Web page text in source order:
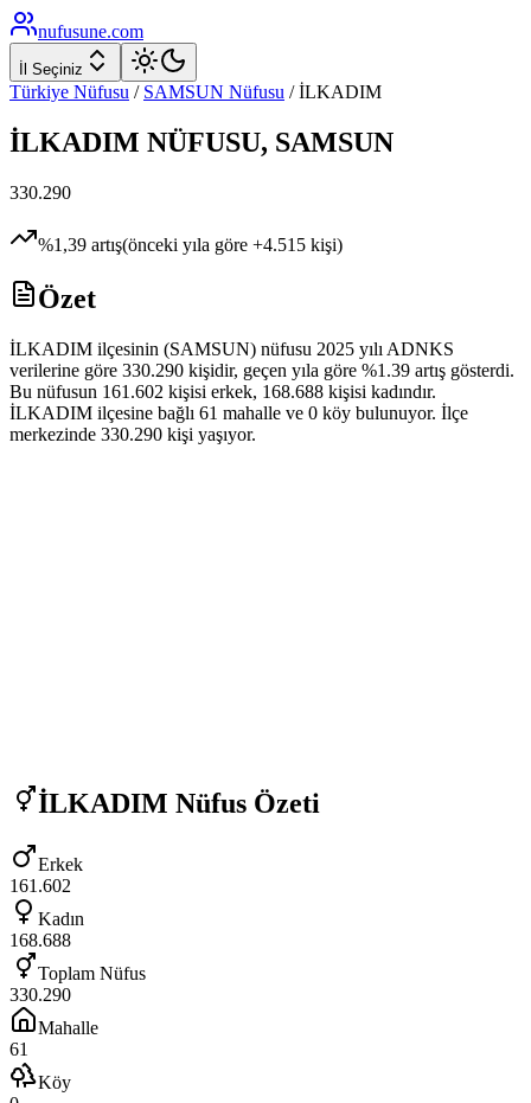
nufusune.com
İl Seçiniz
Türkiye Nüfusu / SAMSUN Nüfusu /İLKADIM
İLKADIM NÜFUSU, SAMSUN
330.290
%1,39 artış(önceki yıla göre +4.515 kişi)
Özet
İLKADIM ilçesinin (SAMSUN) nüfusu 2025 yılı ADNKS
verilerine göre 330.290 kişidir, geçen yıla göre %1.39 artış gösterdi.
Bu nüfusun 161.602 kişisi erkek, 168.688 kişisi kadındır.
İLKADIM ilçesine bağlı 61 mahalle ve 0 köy bulunuyor. İlçe
merkezinde 330.290 kişi yaşıyor.
İLKADIM Nüfus Özeti
Erkek
161.602
Kadın
168.688
Toplam Nüfus
330.290
Mahalle
61
Köy